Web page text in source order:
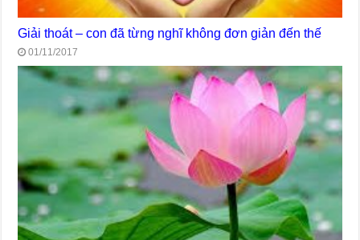
Giải thoát – con đã từng nghĩ không đơn giản đến thế
01/11/2017